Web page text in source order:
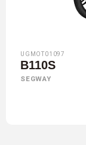
UGMOT01097
B110S
SEGWAY